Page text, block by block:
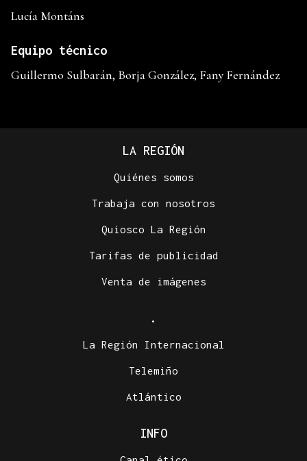
Lucía Montáns
Equipo técnico
Guillermo Sulbarán, Borja González, Fany Fernández
LA REGIÓN
Quiénes somos
Trabaja con nosotros
Quiosco La Región
Tarifas de publicidad
Venta de imágenes
.
La Región Internacional
Telemiño
Atlántico
INFO